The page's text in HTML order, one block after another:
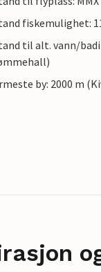
fiskemulighet:
til alt. vann/
by: 2000 m